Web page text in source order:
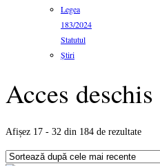
Legea
183/2024
Statutul
Știri
Acces deschis
Afișez 17 - 32 din 184 de rezultateSortat